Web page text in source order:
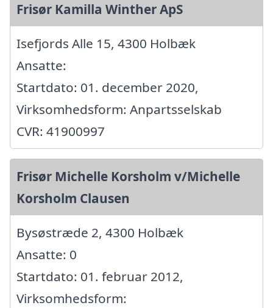
Frisør Kamilla Winther ApS
Isefjords Alle 15, 4300 Holbæk
Ansatte:
Startdato: 01. december 2020,
Virksomhedsform: Anpartsselskab
CVR: 41900997
Frisør Michelle Korsholm v/Michelle
Korsholm Clausen
Bysøstræde 2, 4300 Holbæk
Ansatte: 0
Startdato: 01. februar 2012,
Virksomhedsform: